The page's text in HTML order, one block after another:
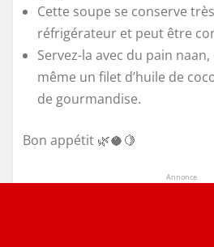
Cette soupe se conserve
réfrigérateur et peut être
Servez-la avec du pain
même un filet d’huile de
de gourmandise.
Bon appétit 🌿🥥🍋
Annonce